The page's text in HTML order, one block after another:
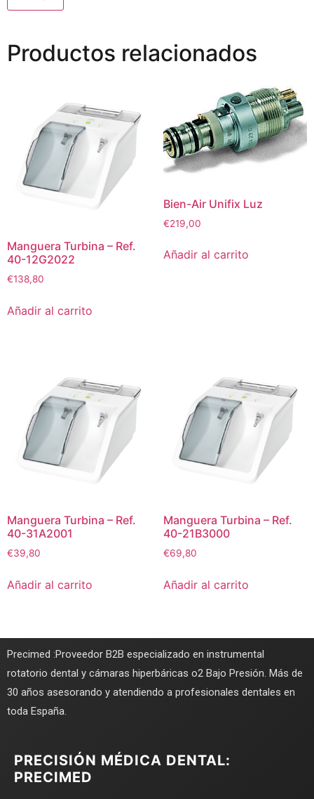
Productos relacionados
Manguera Turbina – Ref.
40-12G2022
€138,80
Añadir al carrito
Bien-Air Unifix Luz
€219,00
Añadir al carrito
Manguera Turbina – Ref.
40-31A2001
€39,80
Añadir al carrito
Manguera Turbina – Ref.
40-21B3000
€69,80
Añadir al carrito
Precimed :Proveedor B2B especializado en instrumental
rotatorio dental y cámaras hiperbáricas o2 Bajo Presión. Más de
30 años asesorando y atendiendo a profesionales dentales en
toda España.
PRECISIÓN MÉDICA DENTAL:
PRECIMED